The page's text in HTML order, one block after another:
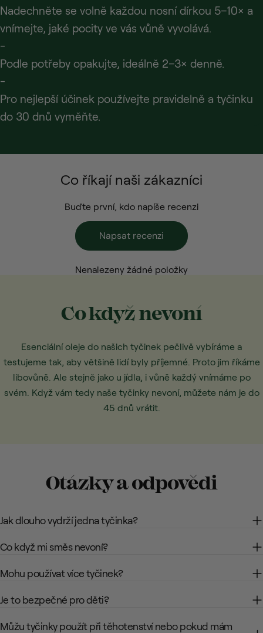
Nadechněte se volně každou nosní dírkou 5–10× a
vnímejte, jaké pocity ve vás vůně vyvolává.
-
Podle potřeby opakujte, ideálně 2–3× denně.
-
Pro nejlepší účinek používejte pravidelně a tyčinku
do 30 dnů vyměňte.
Co říkají naši zákazníci
Buďte první, kdo napíše recenzi
Napsat recenzi
Nenalezeny žádné položky
Co když nevoní
Esenciální oleje do našich tyčinek pečlivě vybíráme a
testujeme tak, aby většině lidí byly příjemné. Proto jim říkáme
libovůně. Ale stejně jako u jídla, i vůně každý vnímáme po
svém. Když vám tedy naše tyčinky nevoní, můžete nám je do
45 dnů vrátit.
Otázky a odpovědi
Jak dlouho vydrží jedna tyčinka?
Co když mi směs nevoní?
Mohu používat více tyčinek?
Je to bezpečné pro děti?
Můžu tyčinky použít při těhotenství nebo pokud mám